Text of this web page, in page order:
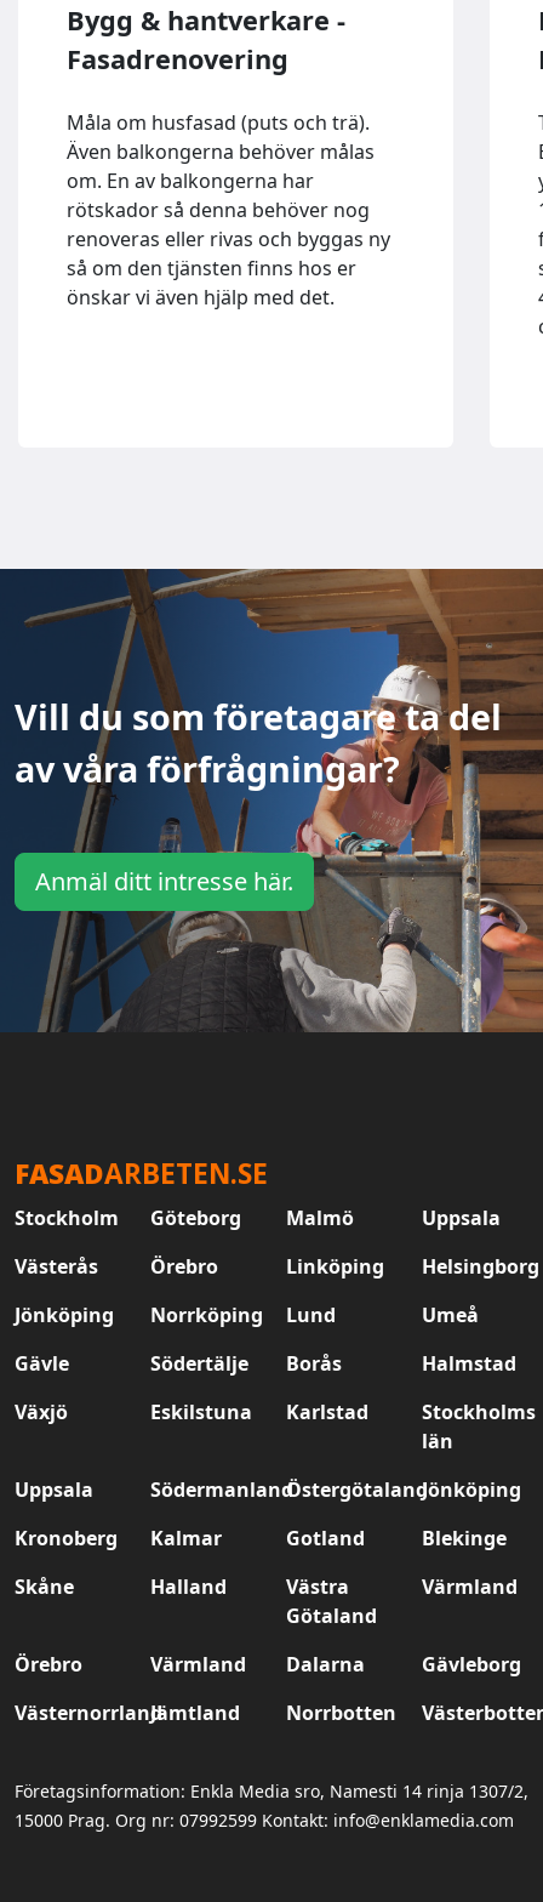
Bygg & hantverkare -
Fasadrenovering
Måla om husfasad (puts och trä).
Även balkongerna behöver målas
om. En av balkongerna har
rötskador så denna behöver nog
renoveras eller rivas och byggas ny
så om den tjänsten finns hos er
önskar vi även hjälp med det.
Vill du som företagare ta del
av våra förfrågningar?
Anmäl ditt intresse här.
FASADARBETEN.SE
Stockholm Göteborg Malmö
Uppsala
Västerås
Örebro Linköping
Helsingborg
Jönköping
Norrköping Lund
Umeå
Gävle
Södertälje Borås
Halmstad
Växjö
Eskilstuna Karlstad
Stockholms
län
Uppsala
SödermanlandÖstergötalandJönköping
Kronoberg
Kalmar Gotland
Blekinge
Skåne
Halland
Västra
Götaland
Värmland
Örebro Värmland Dalarna
Gävleborg
VästernorrlandJämtland Norrbotten
Företagsinformation: Enkla Media sro, Namesti 14 rinja 1307/2,
15000 Prag. Org nr: 07992599 Kontakt: info@enklamedia.com